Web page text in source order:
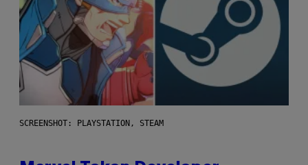
SCREENSHOT: PLAYSTATION, STEAM